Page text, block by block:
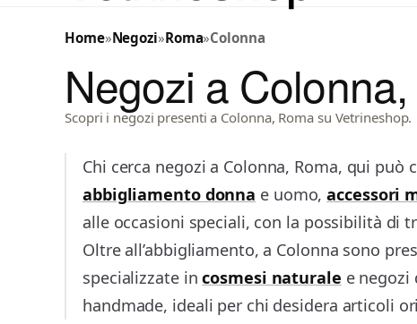
Home»Negozi»Roma»Colonna
Negozi a
Scopri i negozi presenti a Colonna, Roma su Vetrineshop.
Chi cerca negozi a Colonna, Roma, qui
abbigliamento donna e uomo,accessori
alle occasioni speciali, con la possibilità di
Oltre all’abbigliamento, a Colonna sono
specializzate incosmesi naturale e
handmade, ideali per chi desidera articoli